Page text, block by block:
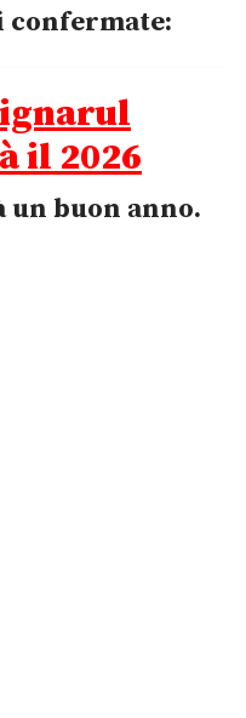
il 2026
un buon anno.